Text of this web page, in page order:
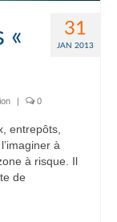
31
JAN 2013
«
| 0
entrepôts,
à
à risque. Il
de